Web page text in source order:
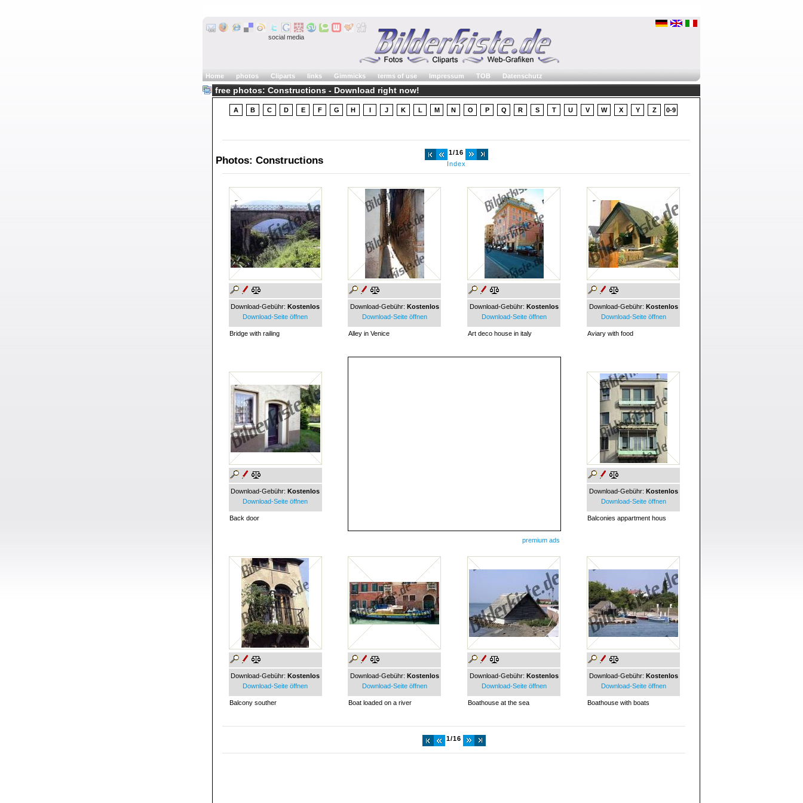
social media
Home photos Cliparts links Gimmicks terms of use Impressum TOB Datenschutz
free photos: Constructions - Download right now!
A B C D E F G H I J K L M N O P Q R S T U V W X Y Z 0-9
Photos: Constructions
1/16
Index
Download-Gebühr: Kostenlos
Download-Seite öffnen
Bridge with railing
Download-Gebühr: Kostenlos
Download-Seite öffnen
Alley in Venice
Download-Gebühr: Kostenlos
Download-Seite öffnen
Art deco house in italy
Download-Gebühr: Kostenlos
Download-Seite öffnen
Aviary with food
Download-Gebühr: Kostenlos
Download-Seite öffnen
Back door
premium ads
Download-Gebühr: Kostenlos
Download-Seite öffnen
Balconies appartment hous
Download-Gebühr: Kostenlos
Download-Seite öffnen
Balcony souther
Download-Gebühr: Kostenlos
Download-Seite öffnen
Boat loaded on a river
Download-Gebühr: Kostenlos
Download-Seite öffnen
Boathouse at the sea
Download-Gebühr: Kostenlos
Download-Seite öffnen
Boathouse with boats
1/16